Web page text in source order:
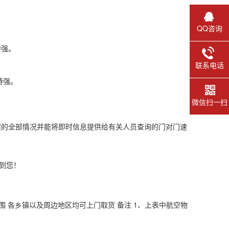
。
。
全部情况并能将即时信息提供给有关人员查询的门对门速
！
乡镇以及周边地区均可上门取货 备注 1、上表中航空物
QQ咨询
联系电话
微信扫一扫